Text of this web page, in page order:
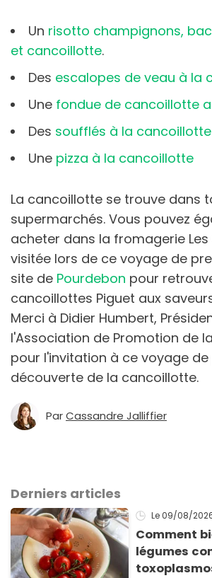
Un risotto champignons,
et cancoillotte.
Des escalopes de veau à la
Une fondue de cancoillotte
Des soufflés à la cancoillotte
Une pizza à la cancoillotte
La cancoillotte se trouve dans
supermarchés. Vous pouvez
acheter dans la fromagerie
visitée lors de ce voyage de
site de Pourdebon pour
cancoillottes Piguet aux
Merci à Didier Humbert,
l'Association de Promotion de
pour l'invitation à ce voyage de
découverte de la cancoillotte.
ParCassandre Jalliffier
Derniers articles
Le 09/08/
Comment
légumes